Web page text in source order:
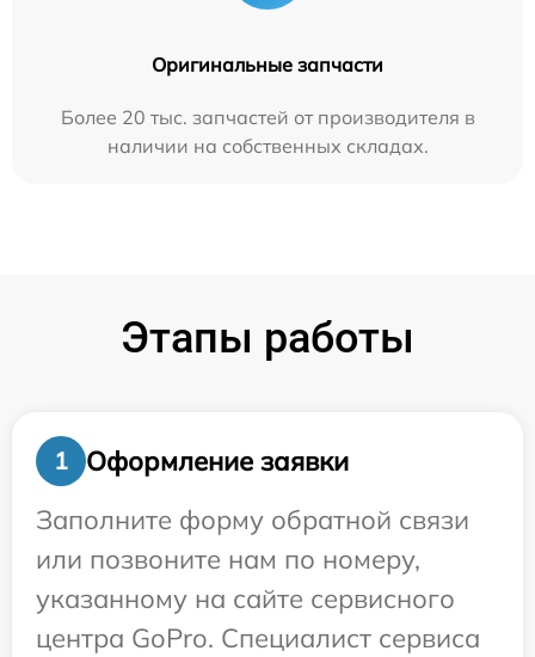
Оригинальные запчасти
Более 20 тыс. запчастей от производителя в
наличии на собственных складах.
Этапы работы
1
Оформление заявки
Заполните форму обратной связи
или позвоните нам по номеру,
указанному на сайте сервисного
центра GoPro. Специалист сервиса